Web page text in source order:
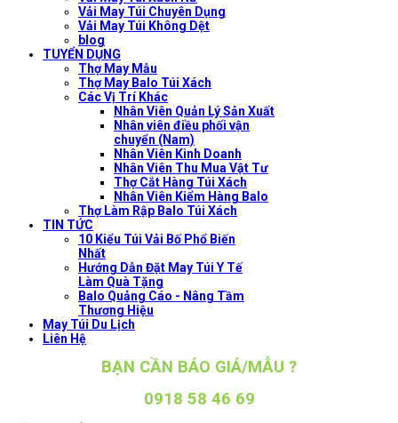
Vải May Túi Chuyên Dụng
Vải May Túi Không Dệt
blog
TUYỂN DỤNG
Thợ May Mẫu
Thợ May Balo Túi Xách
Các Vị Trí Khác
Nhân Viên Quản Lý Sản Xuất
Nhân viên điều phối vận
chuyển (Nam)
Nhân Viên Kinh Doanh
Nhân Viên Thu Mua Vật Tư
Thợ Cắt Hàng Túi Xách
Nhân Viên Kiểm Hàng Balo
Thợ Làm Rập Balo Túi Xách
TIN TỨC
10 Kiểu Túi Vải Bố Phổ Biến
Nhất
Hướng Dẫn Đặt May Túi Y Tế
Làm Quà Tặng
Balo Quảng Cáo - Nâng Tầm
Thương Hiệu
May Túi Du Lịch
Liên Hệ
BẠN CẦN BÁO GIÁ/MẪU ?
0918 58 46 69